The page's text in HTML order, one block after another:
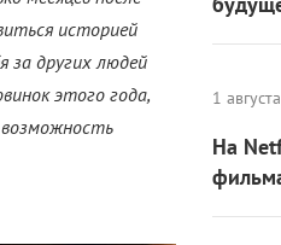
историей
за других людей
этого года,
1
На